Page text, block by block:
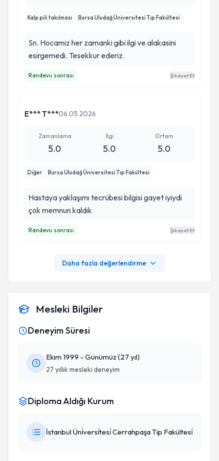
Kalp pili takılması Bursa Uludağ Üniversitesi Tıp Fakültesi
Sn. Hocamiz her zamanki gibi ilgi ve alakasini
esirgemedi. Tesekkur ederiz.
Randevu sonrası Şikayet Et
E*** T***06.05.2026
Zamanlama
5.0
İlgi
5.0
Ortam
5.0
Diğer Bursa Uludağ Üniversitesi Tıp Fakültesi
Hastaya yaklaşımı tecrübesi bilgisi gayet iyiydi
çok memnun kaldık
Randevu sonrası Şikayet Et
Daha fazla değerlendirme
Mesleki Bilgiler
Deneyim Süresi
Ekim 1999 - Günümüz (27 yıl)
27 yıllık mesleki deneyim
Diploma Aldığı Kurum
İstanbul Üni̇versi̇tesi̇ Cerrahpaşa Tip Fakültesi̇